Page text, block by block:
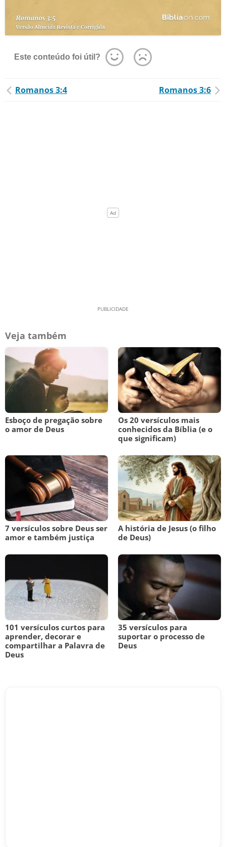
Este conteúdo foi útil?
Romanos 3:4 Romanos 3:6
Veja também
Esboço de pregação sobre
o amor de Deus
Os 20 versículos mais
conhecidos da Bíblia (e o
que significam)
7 versículos sobre Deus ser
amor e também justiça
A história de Jesus (o filho
de Deus)
101 versículos curtos para
aprender, decorar e
compartilhar a Palavra de
Deus
35 versículos para
suportar o processo de
Deus